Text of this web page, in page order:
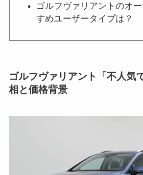
ゴルフヴァリアントのオ
すめユーザータイプは？
ゴルフヴァリアント「不人気
相と価格背景